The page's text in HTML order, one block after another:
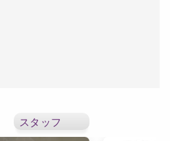
スタッフ